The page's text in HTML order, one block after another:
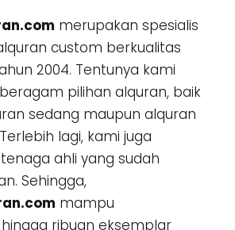
merupakan spesialis
custom berkualitas
2004. Tentunya kami
pilihan alquran, baik
sedang maupun alquran
lagi, kami juga
ahli yang sudah
Sehingga,
mampu
ribuan eksemplar